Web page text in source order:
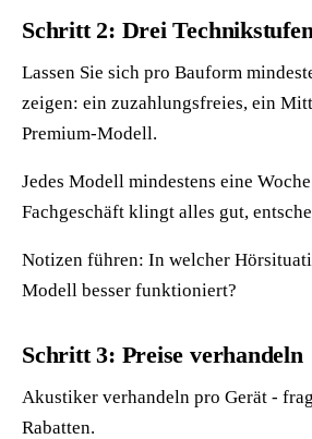
Schritt 2: Drei
Lassen Sie sich pro Bauform
zeigen: ein zuzahlungsfreies, ein
Premium-Modell.
Jedes Modell mindestens eine
Fachgeschäft klingt alles gut,
Notizen führen: In welcher
Modell besser funktioniert?
Schritt 3: Preise verhandeln
Akustiker verhandeln pro Gerät -
Rabatten.